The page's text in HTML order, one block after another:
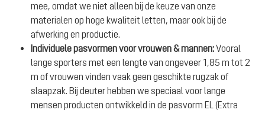
mee, omdat we niet alleen bij de keuze van onze
materialen op hoge kwaliteit letten, maar ook bij de
afwerking en productie.
Individuele pasvormen voor vrouwen & mannen:Vooral
lange sporters met een lengte van ongeveer 1,85 m tot 2
m of vrouwen vinden vaak geen geschikte rugzak of
slaapzak. Bij deuter hebben we speciaal voor lange
mensen producten ontwikkeld in de pasvorm EL (Extra